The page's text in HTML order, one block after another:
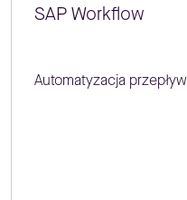
SAP Workflow
Automatyzacja